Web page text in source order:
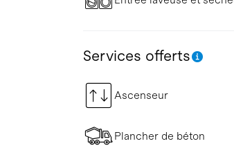
Services offerts
Ascenseur
Plancher de béton